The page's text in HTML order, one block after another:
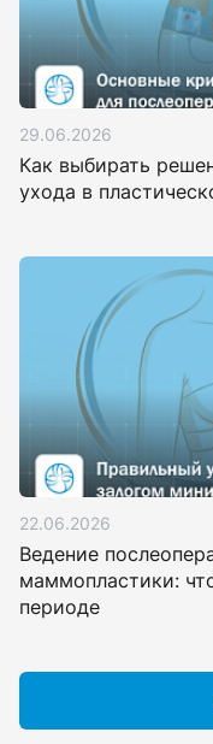
29.06.2026
Как выбирать
ухода в
22.06.2026
Ведение
маммопластики:
периоде